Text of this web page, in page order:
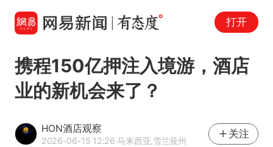
打开
携程150亿押注入境游，酒店
业的新机会来了？
HON酒店观察
2026-06-15 12:26·马来西亚,雪兰莪州
关注